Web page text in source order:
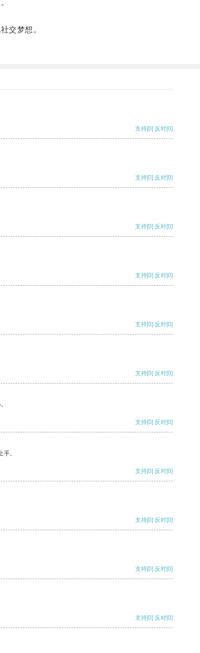
交梦想。
支持[0] 反对[0]
支持[0] 反对[0]
支持[0] 反对[0]
支持[0] 反对[0]
支持[0] 反对[0]
支持[0] 反对[0]
支持[0] 反对[0]
。
支持[0] 反对[0]
支持[0] 反对[0]
支持[0] 反对[0]
支持[0] 反对[0]